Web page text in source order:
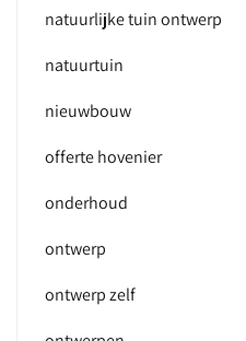
natuurlijke tuin ontwerp
natuurtuin
nieuwbouw
offerte hovenier
onderhoud
ontwerp
ontwerp zelf